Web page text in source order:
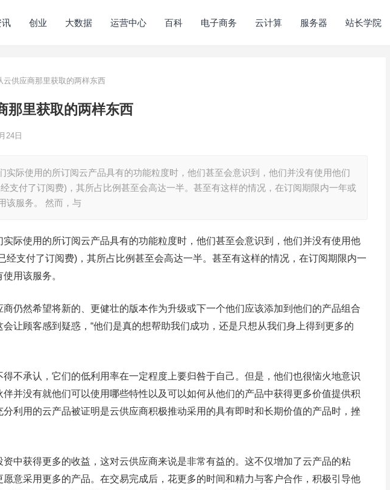
讯 创业 大数据 运营中心 百科 电子商务 云计算 服务器 站长学院
云供应商那里获取的两样东西
那里获取的两样东西
24日
实际使用的所订阅云产品具有的功能粒度时，他们甚至会意识到，他们并没有使用他们
支付了订阅费)，其所占比例甚至会高达一半。甚至有这样的情况，在订阅期限内一年或
该服务。 然而，与
际使用的所订阅云产品具有的功能粒度时，他们甚至会意识到，他们并没有使用他
经支付了订阅费)，其所占比例甚至会高达一半。甚至有这样的情况，在订阅期限内一
用该服务。
仍然希望将新的、更健壮的版本作为升级或下一个他们应该添加到他们的产品组合
让顾客感到疑惑，“他们是真的想帮助我们成功，还是只想从我们身上得到更多的
不承认，它们的低利用率在一定程度上要归咎于自己。但是，他们也很恼火地意识
并没有就他们可以使用哪些特性以及可以如何从他们的产品中获得更多价值提供积
利用的云产品被证明是云供应商积极推动采用的具有即时和长期价值的产品时，挫
中获得更多的收益，这对云供应商来说是非常有益的。这不仅增加了云产品的粘
意采用更多的产品。在交易完成后，花更多的时间和精力与客户合作，积极引导他